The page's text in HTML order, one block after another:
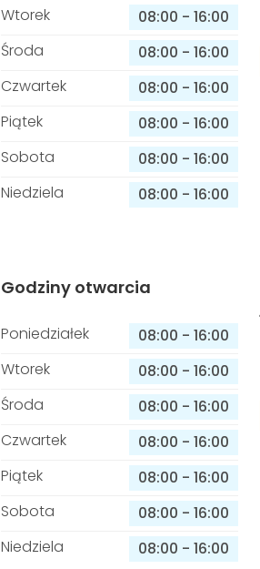
Wtorek
08:00 - 16:00
Środa
08:00 - 16:00
Czwartek
08:00 - 16:00
Piątek
08:00 - 16:00
Sobota
08:00 - 16:00
Niedziela
08:00 - 16:00
Godziny otwarcia
Poniedziałek 08:00 - 16:00
Wtorek
08:00 - 16:00
Środa
08:00 - 16:00
Czwartek
08:00 - 16:00
Piątek
08:00 - 16:00
Sobota
08:00 - 16:00
Niedziela
08:00 - 16:00